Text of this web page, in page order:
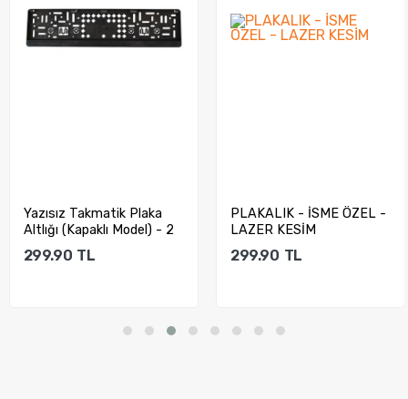
Yazısız Takmatik Plaka
Altlığı (Kapaklı Model) - 2
ADET...
299.90 TL
PLAKALIK - İSME ÖZEL -
LAZER KESİM
299.90 TL